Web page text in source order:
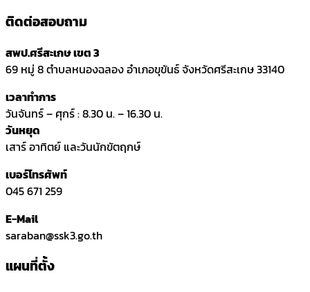
ติดต่อสอบถาม
สพป.ศรีสะเกษ เขต 3
69 หมู่ 8 ตำบลหนองฉลอง อำเภอขุขันธ์ จังหวัดศรีสะเกษ 33140
เวลาทำการ
วันจันทร์ – ศุกร์ : 8.30 น. – 16.30 น.
วันหยุด
เสาร์ อาทิตย์ และวันนักขัตฤกษ์
เบอร์โทรศัพท์
045 671 259
E-Mail
saraban@ssk3.go.th
แผนที่ตั้ง